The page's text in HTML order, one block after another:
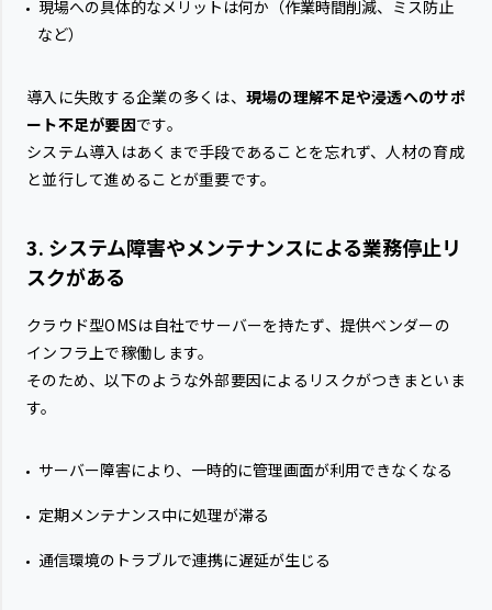
現場への具体的なメリットは何か（作業時間削減、ミス防止
など）
導入に失敗する企業の多くは、 現場の理解不足や浸透へのサポ
ート不足が要因です。
システム導入はあくまで手段であることを忘れず、人材の育成
と並行して進めることが重要です。
3. システム障害やメンテナンスによる業務停止リ
スクがある
クラウド型OMSは自社でサーバーを持たず、提供ベンダーの
インフラ上で稼働します。
そのため、以下のような外部要因によるリスクがつきまといま
す。
サーバー障害により、一時的に管理画面が利用できなくなる
定期メンテナンス中に処理が滞る
通信環境のトラブルで連携に遅延が生じる